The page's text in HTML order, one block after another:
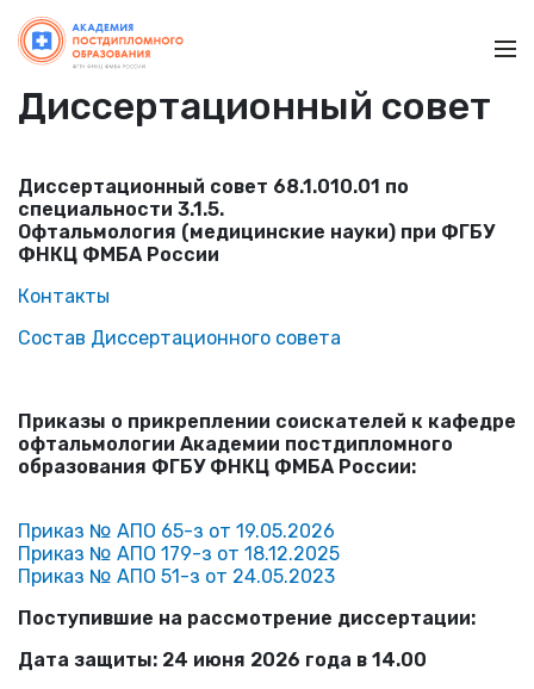
Диссертационный совет
Диссертационный совет 68.1.010.01 по
специальности 3.1.5.
Офтальмология (медицинские науки) при ФГБУ
ФНКЦ ФМБА России
Контакты
Состав Диссертационного совета
Приказы о прикреплении соискателей к кафедре
офтальмологии Академии постдипломного
образования ФГБУ ФНКЦ ФМБА России:
Приказ № АПО 65-з от 19.05.2026
Приказ № АПО 179-з от 18.12.2025
Приказ № АПО 51-з от 24.05.2023
Поступившие на рассмотрение диссертации:
Дата защиты: 24 июня 2026 года в 14.00